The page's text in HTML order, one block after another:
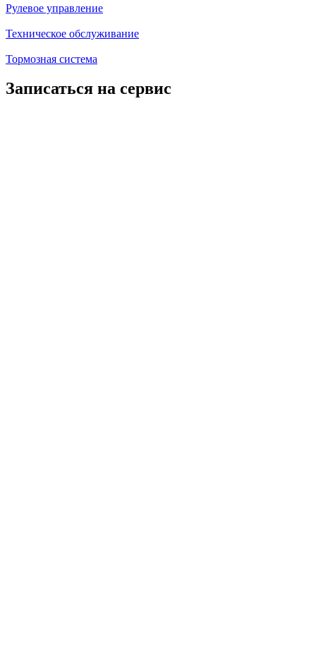
Рулевое управление
Техническое обслуживание
Тормозная система
Записаться на сервис